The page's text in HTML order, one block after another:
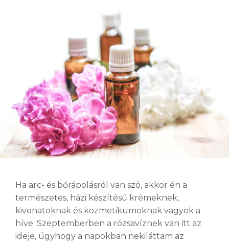
Ha arc- és bőrápolásról van szó, akkor én a
természetes, házi készítésű krémeknek,
kivonatoknak és kozmetikumoknak vagyok a
híve. Szeptemberben a rózsavíznek van itt az
ideje, úgyhogy a napokban nekiláttam az